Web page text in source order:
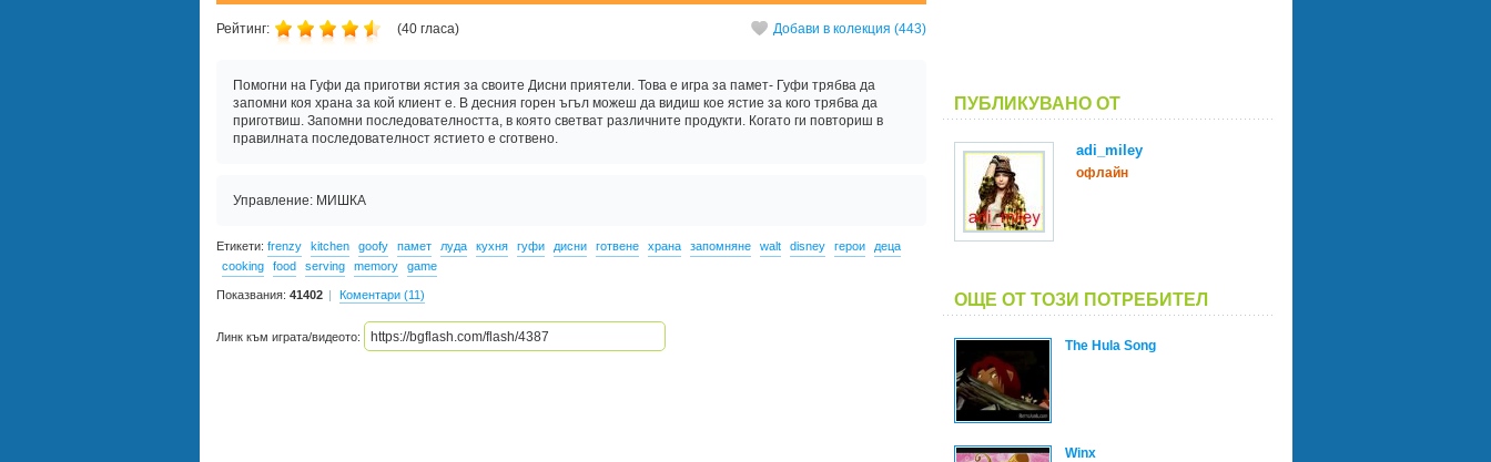
Рейтинг: (40гласа) Добави в колекция (443)
Помогни на Гуфи да приготви ястия за своите Дисни приятели. Това е игра за памет- Гуфи трябва да
запомни коя храна за кой клиент е. В десния горен ъгъл можеш да видиш кое ястие за кого трябва да
приготвиш. Запомни последователността, в която светват различните продукти. Когато ги повториш в
правилната последователност ястието е сготвено.
Управление: МИШКА
Етикети: frenzy kitchen goofy памет луда кухня гуфи дисни готвене храна запомняне walt disney герои
деца
cooking
food serving memory game
Показвания: 41402 Коментари (11)
Линк към играта/видеото:
ПУБЛИКУВАНО ОТ
adi_miley
офлайн
ОЩЕ ОТ ТОЗИ ПОТРЕБИТЕЛ
The Hula Song
Winx